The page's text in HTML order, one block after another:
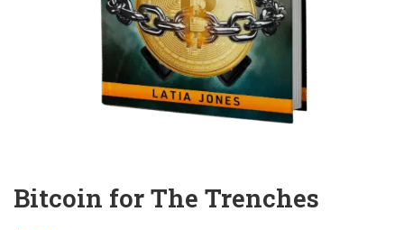
Bitcoin for The Trenches